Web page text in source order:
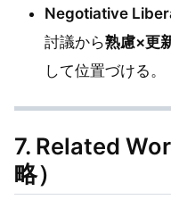
Negotiative
討議から熟慮×更
して位置づける。
7. Related
略）